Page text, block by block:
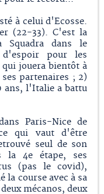
à celui d'Ecosse.
(22-33). C'est la
Squadra dans le
pour les
qui jouera bientôt à
partenaires ; 2)
ans, l'Italie a battu
Paris-Nice de
qui vaut d'être
seul de son
la 4e étape, ses
(pas le covid),
la course avec à sa
mécanos, deux